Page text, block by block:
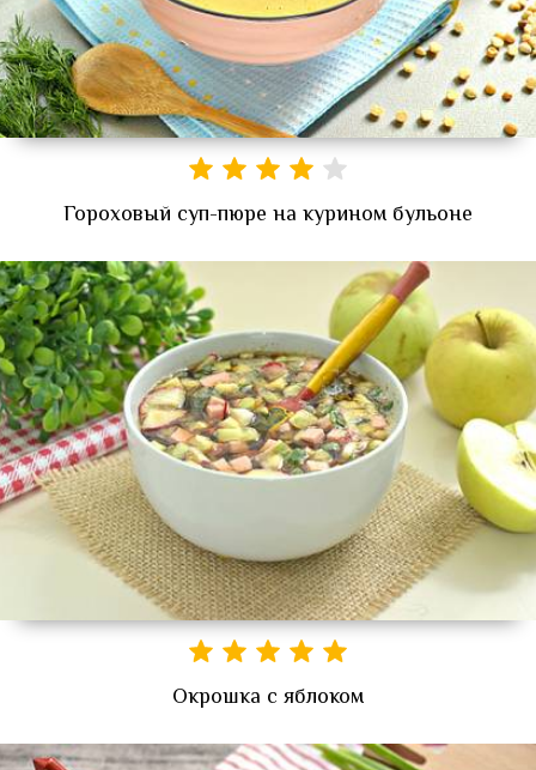
Гороховый суп-пюре на курином бульоне
Окрошка с яблоком